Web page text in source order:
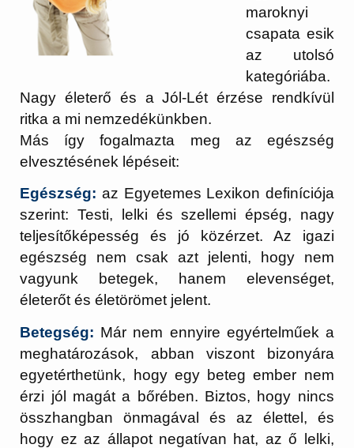
maroknyi
csapata esik
az utolsó
kategóriába.
Nagy életerő és a Jól-Lét érzése rendkívül
ritka a mi nemzedékünkben.
Más így fogalmazta meg az egészség
elvesztésének lépéseit:
Egészség: az Egyetemes Lexikon definíciója
szerint: Testi, lelki és szellemi épség, nagy
teljesítőképesség és jó közérzet. Az igazi
egészség nem csak azt jelenti, hogy nem
vagyunk betegek, hanem elevenséget,
életerőt és életörömet jelent.
Betegség: Már nem ennyire egyértelműek a
meghatározások, abban viszont bizonyára
egyetérthetünk, hogy egy beteg ember nem
érzi jól magát a bőrében. Biztos, hogy nincs
összhangban önmagával és az élettel, és
hogy ez az állapot negatívan hat, az ő lelki,